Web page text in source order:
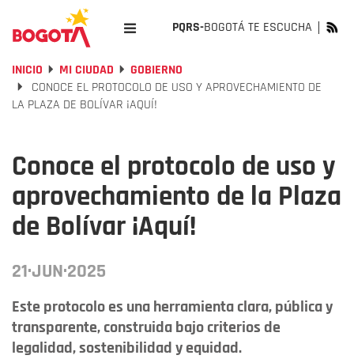
PQRS-BOGOTÁ TE ESCUCHA
INICIO MI CIUDAD
GOBIERNO
CONOCE EL PROTOCOLO DE USO Y APROVECHAMIENTO DE
LA PLAZA DE BOLÍVAR ¡AQUÍ!
Conoce el protocolo de uso y
aprovechamiento de la Plaza
de Bolívar ¡Aquí!
21·JUN·2025
Este protocolo es una herramienta clara, pública y
transparente, construida bajo criterios de
legalidad, sostenibilidad y equidad.